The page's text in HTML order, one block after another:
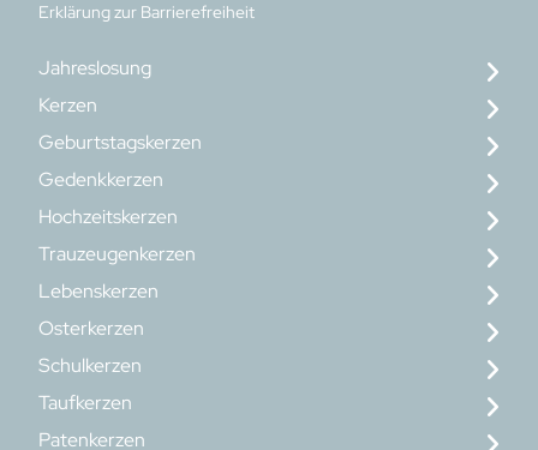
Erklärung zur Barrierefreiheit
Jahreslosung
Kerzen
Geburtstagskerzen
Gedenkkerzen
Hochzeitskerzen
Trauzeugenkerzen
Lebenskerzen
Osterkerzen
Schulkerzen
Taufkerzen
Patenkerzen